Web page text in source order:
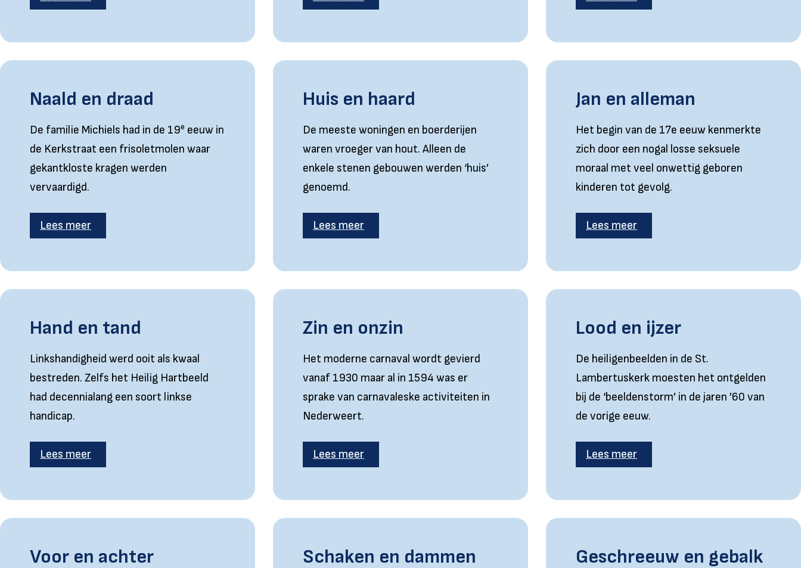
Naald en draad
De familie Michiels had in de 19e eeuw in
de Kerkstraat een frisoletmolen waar
gekantkloste kragen werden
vervaardigd.
Lees meer
Huis en haard
De meeste woningen en boerderijen
waren vroeger van hout. Alleen de
enkele stenen gebouwen werden ‘huis’
genoemd.
Lees meer
Jan en alleman
Het begin van de 17e eeuw kenmerkte
zich door een nogal losse seksuele
moraal met veel onwettig geboren
kinderen tot gevolg.
Lees meer
Hand en tand
Linkshandigheid werd ooit als kwaal
bestreden. Zelfs het Heilig Hartbeeld
had decennialang een soort linkse
handicap.
Lees meer
Zin en onzin
Het moderne carnaval wordt gevierd
vanaf 1930 maar al in 1594 was er
sprake van carnavaleske activiteiten in
Nederweert.
Lees meer
Lood en ijzer
De heiligenbeelden in de St.
Lambertuskerk moesten het ontgelden
bij de ‘beeldenstorm’ in de jaren ’60 van
de vorige eeuw.
Lees meer
Voor en achter Schaken en dammen Geschreeuw en gebalk